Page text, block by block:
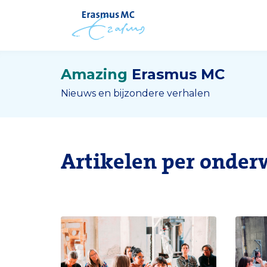
Amazing Erasmus MC
Nieuws en bijzondere verhalen
Artikelen per